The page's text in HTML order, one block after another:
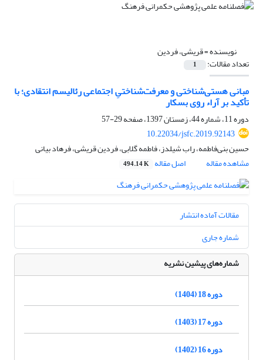
نویسنده =قریشی، فردین
تعداد مقالات: 1
مبانی هستی‌شناختی و معرفت‌شناختیِ اجتماعی رئالیسم انتقادی؛ با
تأکید بر آراء روی بسکار
دوره 11، شماره 44، زمستان 1397، صفحه
29-57
10.22034/jsfc.2019.92143
حسین بنی‌فاطمه، راب شیلدز، فاطمه گلابی، فردین قریشی، فرهاد بیانی
مشاهده مقاله
اصل مقاله 494.14 K
مقالات آماده انتشار
شماره جاری
شماره‌های پیشین نشریه
دوره 18 (1404)
دوره 17 (1403)
دوره 16 (1402)